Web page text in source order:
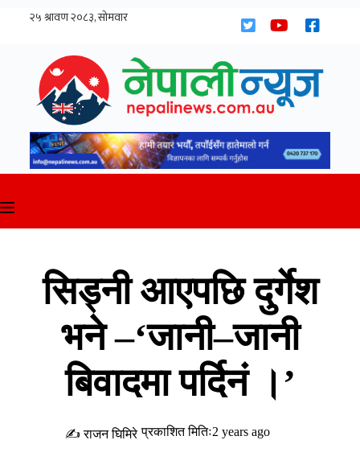
सिड्नी आएपछि दुर्गेश
भने –‘जानी–जानी
बिवादमा पर्दिनं ।’
✍ राजन घिमिरे प्रकाशित मितिः2 years ago